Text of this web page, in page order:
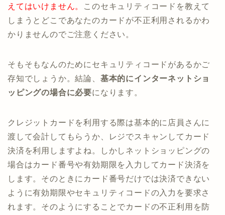
えてはいけません。
このセキュリティコードを教えて
しまうとどこであなたのカードが不正利用されるかわ
かりませんのでご注意ください。
そもそもなんのためにセキュリティコードがあるかご
存知でしょうか。結論、 基本的にインターネットショ
ッピングの場合に必要になります。
クレジットカードを利用する際は基本的に店員さんに
渡して会計してもらうか、レジでスキャンしてカード
決済を利用しますよね。しかしネットショッピングの
場合はカード番号や有効期限を入力してカード決済を
します。そのときにカード番号だけでは決済できない
ように有効期限やセキュリティコードの入力を要求さ
れます。そのようにすることでカードの不正利用を防